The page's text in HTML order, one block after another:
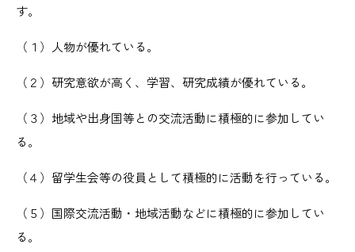
す。
（１）人物が優れている。
（２）研究意欲が高く、学習、研究成績が優れている。
（３）地域や出身国等との交流活動に積極的に参加してい
る。
（４）留学生会等の役員として積極的に活動を行っている。
（５）国際交流活動・地域活動などに積極的に参加してい
る。